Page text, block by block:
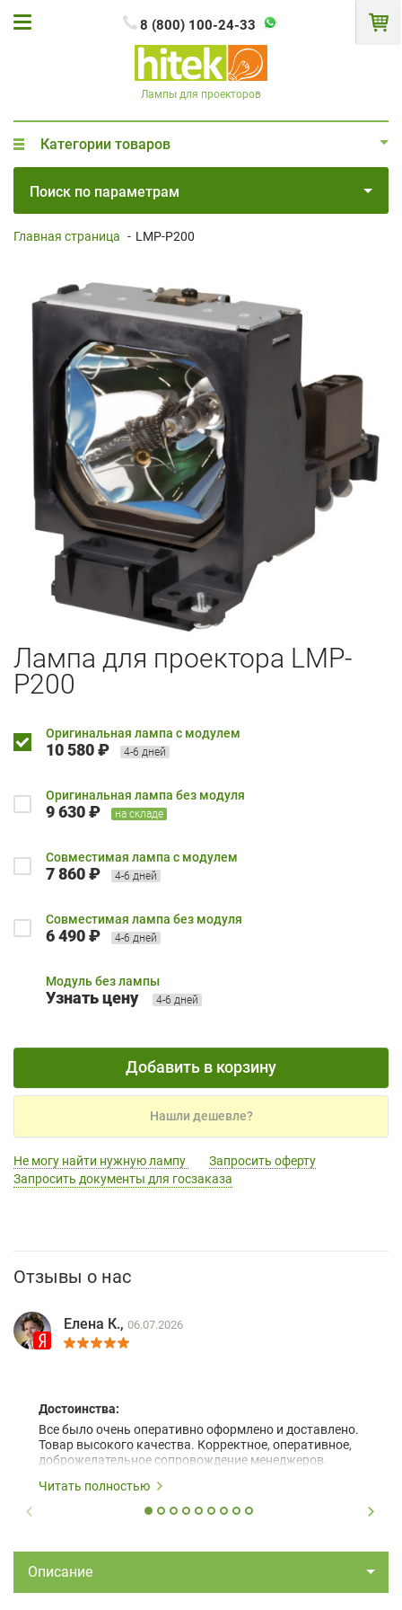
8 (800) 100-24-33
Лампы для проекторов
Категории товаров
Поиск по параметрам
Главная страница - LMP-P200
Лампа для проектора LMP-
P200
Оригинальная лампа с модулем
10 580 ₽ 4-6 дней
Оригинальная лампа без модуля
9 630 ₽ на складе
Совместимая лампа с модулем
7 860 ₽ 4-6 дней
Совместимая лампа без модуля
6 490 ₽ 4-6 дней
Модуль без лампы
Узнать цену 4-6 дней
Добавить в корзину
Нашли дешевле?
Не могу найти нужную лампу
Запросить оферту
Запросить документы для госзаказа
Отзывы о нас
Елена К., 06.07.2026
Достоинства:
Все было очень оперативно оформлено и доставлено.
Товар высокого качества. Корректное, оперативное,
доброжелательное сопровождение менеджеров.
Читать полностью
Описание